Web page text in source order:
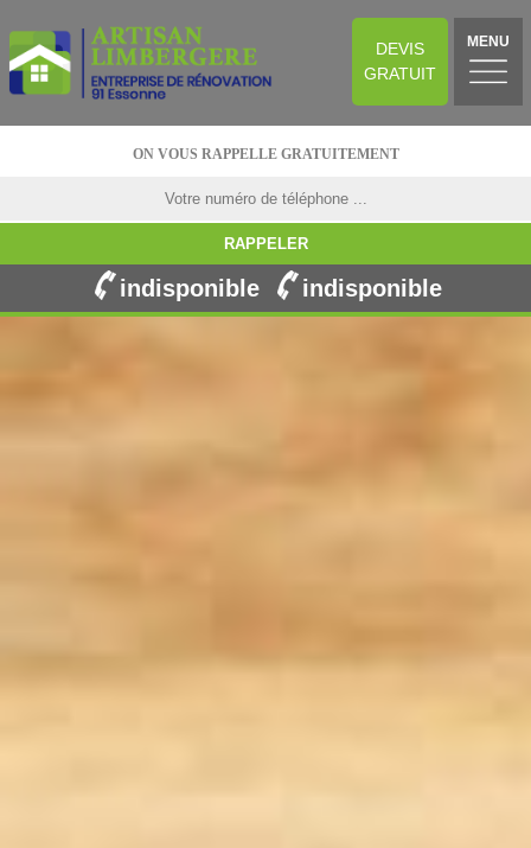
DEVIS
GRATUIT
MENU
ON VOUS RAPPELLE GRATUITEMENT
indisponible indisponible